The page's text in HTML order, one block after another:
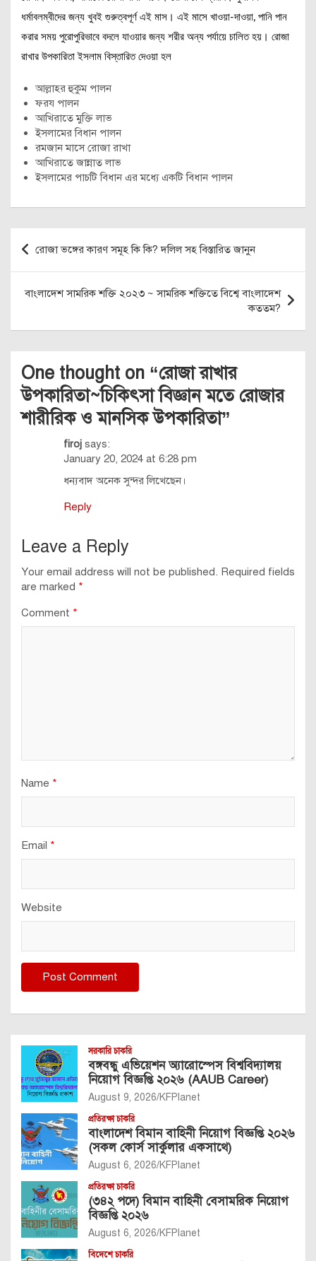
ধর্মাবলম্বীদের জন্য খুবই গুরুত্বপূর্ণ এই মাস। এই মাসে খাওয়া-দাওয়া, পানি পান
করার সময় পুরোপুরিভাবে বদলে যাওয়ার জন্য শরীর অন্য পর্যায়ে চালিত হয়। রোজা
রাখার উপকারিতা ইসলাম বিস্তারিত দেওয়া হল
আল্লাহর হুকুম পালন
ফরয পালন
আখিরাতে মুক্তি লাভ
ইসলামের বিধান পালন
রমজান মাসে রোজা রাখা
আখিরাতে জান্নাত লাভ
ইসলামের পাচটি বিধান এর মধ্যে একটি বিধান পালন
Post
navigation
রোজা ভঙ্গের কারণ সমূহ কি কি? দলিল সহ বিস্তারিত জানুন
বাংলাদেশ সামরিক শক্তি ২০২৩ ~ সামরিক শক্তিতে বিশ্বে বাংলাদেশ
কততম?
One thought on “রোজা রাখার
উপকারিতা~চিকিৎসা বিজ্ঞান মতে রোজার
শারীরিক ও মানসিক উপকারিতা”
firoj says:
January 20, 2024 at 6:28 pm
ধন্যবাদ অনেক সুন্দর লিখেছেন।
Reply
Leave a Reply
Your email address will not be published. Required fields
are marked *
Comment *
Name *
Email *
Website
সরকারি চাকরি
বঙ্গবন্ধু এভিয়েশন অ্যারোস্পেস বিশ্ববিদ্যালয়
নিয়োগ বিজ্ঞপ্তি ২০২৬ (AAUB Career)
August 9, 2026 KFPlanet
প্রতিরক্ষা চাকরি
বাংলাদেশ বিমান বাহিনী নিয়োগ বিজ্ঞপ্তি ২০২৬
(সকল কোর্স সার্কুলার একসাথে)
August 6, 2026 KFPlanet
প্রতিরক্ষা চাকরি
(৩৪২ পদে) বিমান বাহিনী বেসামরিক নিয়োগ
বিজ্ঞপ্তি ২০২৬
August 6, 2026 KFPlanet
বিদেশে চাকরি